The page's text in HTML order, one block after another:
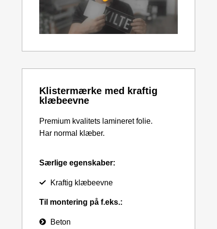
Klistermærke med kraftig
klæbeevne
Premium kvalitets lamineret folie.
Har normal klæber.
Særlige egenskaber:
Kraftig klæbeevne
Til montering på f.eks.:
Beton